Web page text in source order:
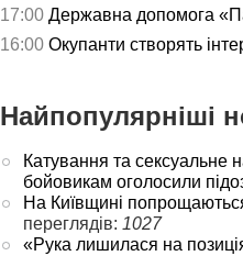
17:00 Державна допомога
16:00 Окупанти створять
Найпопулярніші
Катування та сексуальне
бойовикам оголосили
На Київщині
переглядів: 1027
«Рука лишилася на